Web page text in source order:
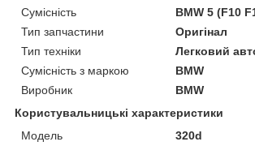
Сумісність
BMW 5 (F10
Тип запчастини
Оригінал
Тип техніки
Легковий
Сумісність з маркою
BMW
Виробник
BMW
Користувальницькі характеристики
Модель
320d